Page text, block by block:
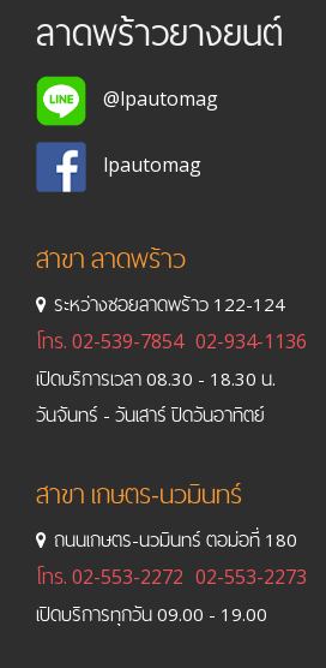
ลาดพร้าวยางยนต์
@lpautomag
lpautomag
สาขา ลาดพร้าว
ระหว่างซอยลาดพร้าว 122-124
โทร. 02-539-7854 02-934-1136
เปิดบริการเวลา 08.30 - 18.30 น.
วันจันทร์ - วันเสาร์ ปิดวันอาทิตย์
สาขา เกษตร-นวมินทร์
ถนนเกษตร-นวมินทร์ ตอม่อที่ 180
โทร. 02-553-2272 02-553-2273
เปิดบริการทุกวัน 09.00 - 19.00